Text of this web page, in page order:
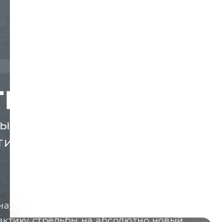
КРЕЧЕТ
НАУШНИКИ ДЛЯ ОХОТЫ
СТРЕЛЬБЫ
ARTELV КРЕЧЕТ выводят